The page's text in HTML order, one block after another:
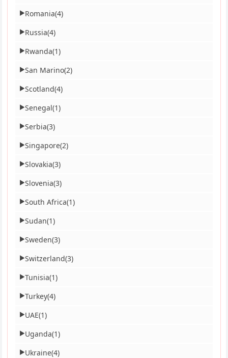
▶Romania(4)
▶Russia(4)
▶Rwanda(1)
▶San Marino(2)
▶Scotland(4)
▶Senegal(1)
▶Serbia(3)
▶Singapore(2)
▶Slovakia(3)
▶Slovenia(3)
▶South Africa(1)
▶Sudan(1)
▶Sweden(3)
▶Switzerland(3)
▶Tunisia(1)
▶Turkey(4)
▶UAE(1)
▶Uganda(1)
▶Ukraine(4)